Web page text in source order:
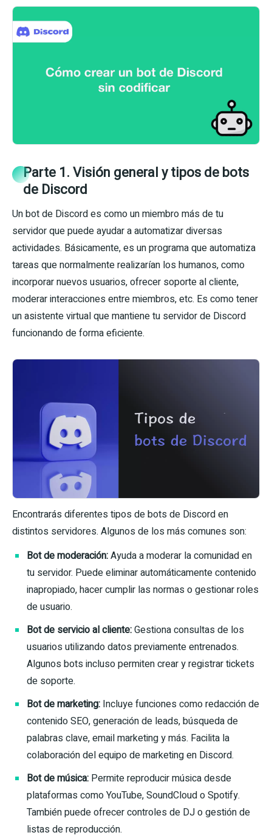
Parte 1. Visión general y tipos de bots
de Discord
Un bot de Discord es como un miembro más de tu
servidor que puede ayudar a automatizar diversas
actividades. Básicamente, es un programa que automatiza
tareas que normalmente realizarían los humanos, como
incorporar nuevos usuarios, ofrecer soporte al cliente,
moderar interacciones entre miembros, etc. Es como tener
un asistente virtual que mantiene tu servidor de Discord
funcionando de forma eficiente.
Encontrarás diferentes tipos de bots de Discord en
distintos servidores. Algunos de los más comunes son:
Bot de moderación:Ayuda a moderar la comunidad en
tu servidor. Puede eliminar automáticamente contenido
inapropiado, hacer cumplir las normas o gestionar roles
de usuario.
Bot de servicio al cliente:Gestiona consultas de los
usuarios utilizando datos previamente entrenados.
Algunos bots incluso permiten crear y registrar tickets
de soporte.
Bot de marketing: Incluye funciones como redacción de
contenido SEO, generación de leads, búsqueda de
palabras clave, email marketing y más. Facilita la
colaboración del equipo de marketing en Discord.
Bot de música: Permite reproducir música desde
plataformas como YouTube, SoundCloud o Spotify.
También puede ofrecer controles de DJ o gestión de
listas de reproducción.